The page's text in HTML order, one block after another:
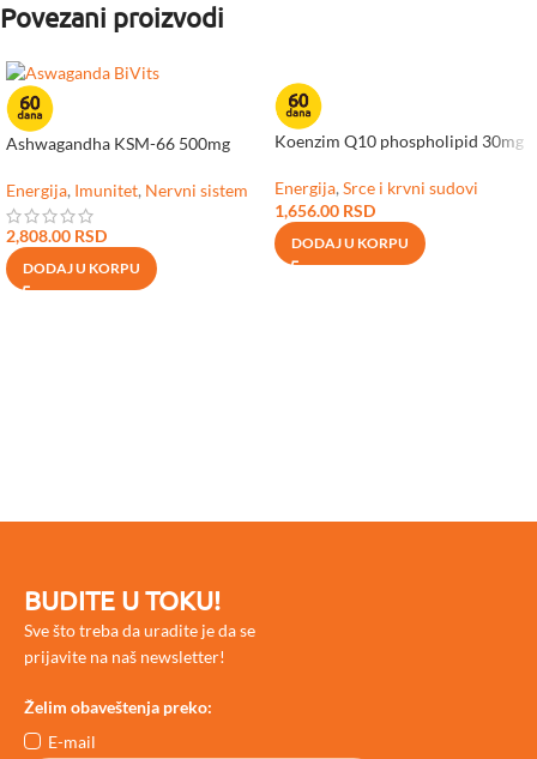
Povezani proizvodi
Ashwagandha KSM-66 500mg
Energija, Imunitet, Nervni sistem
2,808.00 RSD
DODAJ U KORPU
Koenzim Q10 phospholipid 30mg
Energija,Srce i krvni sudovi
1,656.00 RSD
DODAJ U KORPU
BUDITE U TOKU!
Sve što treba da uradite je da se
prijavite na naš newsletter!
Želim obaveštenja preko:
E-mail